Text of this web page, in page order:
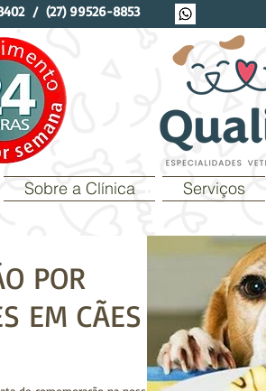
/ (27) 99526-8853
Sobre a Clínica Serviços
POR
EM CÃES E